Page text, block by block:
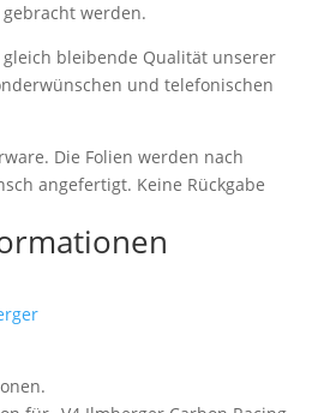
werden.
bleibende Qualität unserer
und telefonischen
Die Folien werden nach
angefertigt. Keine Rückgabe